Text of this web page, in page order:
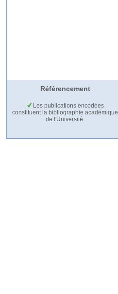
Référencement
Les publications encodées
constituent la bibliographie académique
de l'Université.